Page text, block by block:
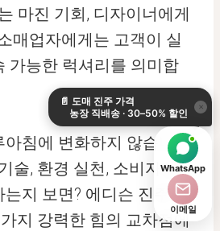
마진 기회, 디자이너에게
매업자에게는 고객이 실
가능한 럭셔리를 의미합
아침에 변화하지 않습니
술, 환경 실천, 소비자 선
지 보면? 에디슨 진주 혁
지 강력한 힘의 교차점에
📄 도매 진주 가격
농장 직배송 · 30–50% 할인
×
WhatsApp
이메일